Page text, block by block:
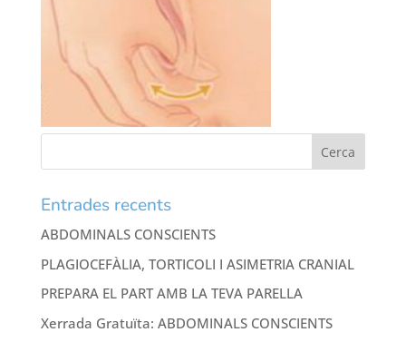
Entrades recents
ABDOMINALS CONSCIENTS
PLAGIOCEFÀLIA, TORTICOLI I ASIMETRIA CRANIAL
PREPARA EL PART AMB LA TEVA PARELLA
Xerrada Gratuïta: ABDOMINALS CONSCIENTS